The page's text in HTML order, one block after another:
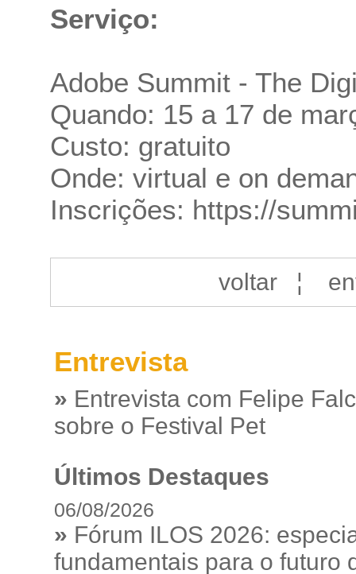
Serviço:
Adobe Summit - The
Quando: 15 a 17 de
Custo: gratuito
Onde: virtual e on
Inscrições: https://
voltar¦
Entrevista
» Entrevista com Felipe
sobre o Festival Pet
Últimos Destaques
06/08/2026
» Fórum ILOS 2026:
fundamentais para o futuro